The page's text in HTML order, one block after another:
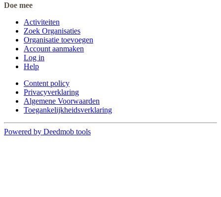
Doe mee
Activiteiten
Zoek Organisaties
Organisatie toevoegen
Account aanmaken
Log in
Help
Content policy
Privacyverklaring
Algemene Voorwaarden
Toegankelijkheidsverklaring
Powered by Deedmob tools